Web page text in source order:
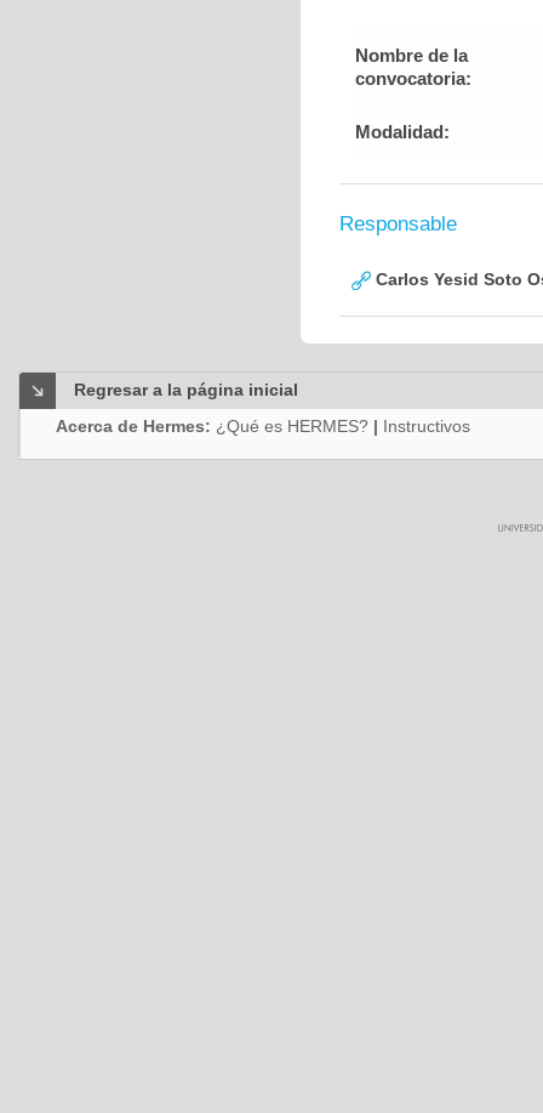
Nombre de la
convocatoria:
Modalidad:
Responsable
Carlos Yesid Soto
Regresar a la página inicial
Acerca de Hermes: ¿Qué es HERMES? | Instructivos